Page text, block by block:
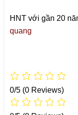
HNT với gần 20
quang
0/5 (0 Reviews)